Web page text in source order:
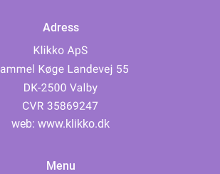
Adress
web: www.klikko.dk
Menu